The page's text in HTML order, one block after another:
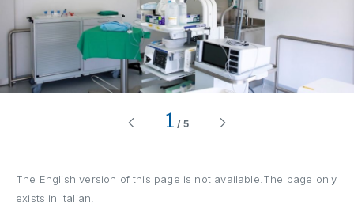
1 / 5
The English version of this page is not available.The page only
exists in italian.